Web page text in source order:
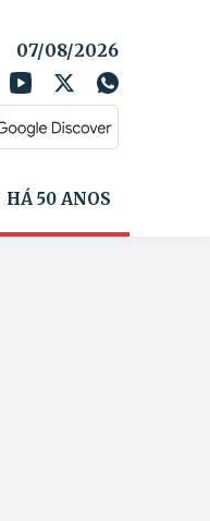
07/08/2026
HÁ 50 ANOS